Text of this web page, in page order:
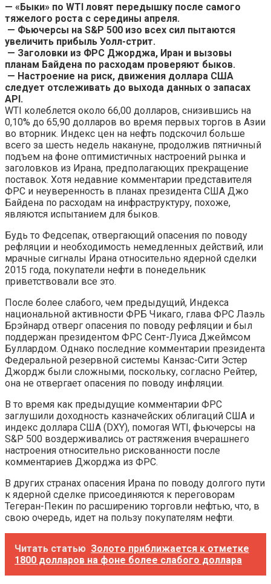
— «Быки» по WTI ловят передышку после самого
тяжелого роста с середины апреля.
— Фьючерсы на S&P 500 изо всех сил пытаются
увеличить прибыль Уолл-стрит.
— Заголовки из ФРС Джорджа, Иран и вызовы
планам Байдена по расходам проверяют быков.
— Настроение на риск, движения доллара США
следует отслеживать до выхода данных о запасах
API.
WTI колеблется около 66,00 долларов, снизившись на
0,10% до 65,90 долларов во время первых торгов в Азии
во вторник. Индекс цен на нефть подскочил больше
всего за шесть недель накануне, продолжив пятничный
подъем на фоне оптимистичных настроений рынка и
заголовков из Ирана, предполагающих прекращение
поставок. Хотя недавние комментарии представителя
ФРС и неуверенность в планах президента США Джо
Байдена по расходам на инфраструктуру, похоже,
являются испытанием для быков.
Будь то Федсепак, отвергающий опасения по поводу
рефляции и необходимость немедленных действий, или
мрачные сигналы Ирана относительно ядерной сделки
2015 года, покупатели нефти в понедельник
приветствовали все это.
После более слабого, чем предыдущий, Индекса
национальной активности ФРБ Чикаго, глава ФРС Лаэль
Брэйнард отверг опасения по поводу рефляции и был
поддержан президентом ФРС Сент-Луиса Джеймсом
Буллардом. Однако последние комментарии президента
Федеральной резервной системы Канзас-Сити Эстер
Джордж были сложными, поскольку, согласно Рейтер,
она не отвергает опасения по поводу инфляции.
В то время как предыдущие комментарии ФРС
заглушили доходность казначейских облигаций США и
индекс доллара США (DXY), помогая WTI, фьючерсы на
S&P 500 воздерживались от растяжения вчерашнего
настроения относительно рискованности после
комментариев Джорджа из ФРС.
В других странах опасения Ирана по поводу долгого пути
к ядерной сделке присоединяются к переговорам
Тегеран-Пекин по расширению торговли нефтью, что, в
свою очередь, идет на пользу покупателям нефти.
Читать статью Золото приближается к отметке
1800 долларов на фоне более слабого доллара